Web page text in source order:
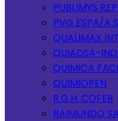
PUBLIMYS
PVG ESPA/A
QUALIMAX
QUIADSA-
QUIMICA
QUIMIOPEN
R.G.H. COFER
RAIMUNDO